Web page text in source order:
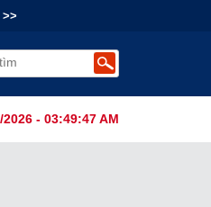
>>
- 03:49:48 AM
Thông Minh Sản Xuất Tại